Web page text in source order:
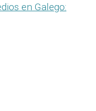
en Galego: